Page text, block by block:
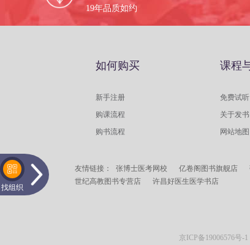
19年品质如约
如何购买
新手注册
购课流程
购书流程
课程
免费试听
关于发书
网站地图
友情链接： 张博士医考网校 亿卷阁图书旗舰店
世纪高教图书专营店
许昌好医生医学书店
京ICP备19006576号-1
找组织